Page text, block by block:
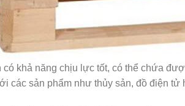
có khả năng chịu lực tốt, có thể chứa
các sản phẩm như thủy sản, đồ điện